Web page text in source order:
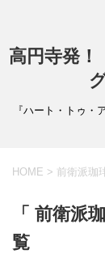
高円寺発！
『ハート・トゥ・
HOME > 前衛派珈
「 前衛派
覧